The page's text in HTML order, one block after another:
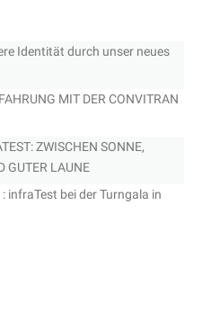
Identität durch unser neues
MIT DER CONVITRAN
ZWISCHEN SONNE,
GUTER LAUNE
infraTest bei der Turngala in